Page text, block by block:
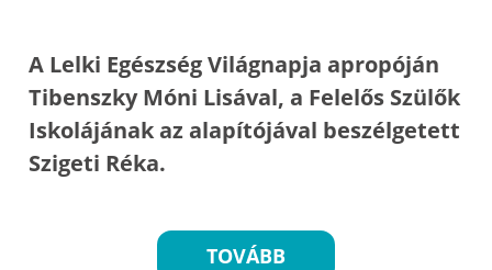
A Lelki Egészség Világnapja apropóján
Tibenszky Móni Lisával, a Felelős Szülők
Iskolájának az alapítójával beszélgetett
Szigeti Réka.
TOVÁBB